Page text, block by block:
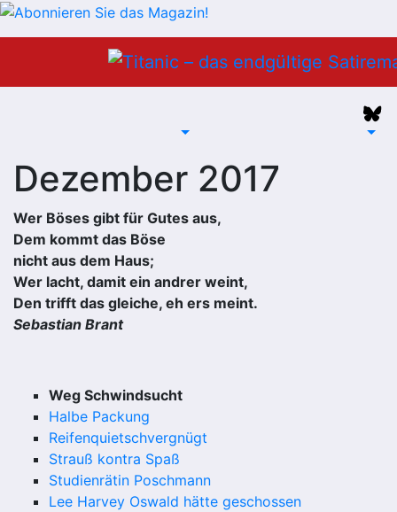
Dezember 2017
Wer Böses gibt für Gutes aus,
Dem kommt das Böse
nicht aus dem Haus;
Wer lacht, damit ein andrer weint,
Den trifft das gleiche, eh ers meint.
Sebastian Brant
Weg Schwindsucht
Halbe Packung
Reifenquietschvergnügt
Strauß kontra Spaß
Studienrätin Poschmann
Lee Harvey Oswald hätte geschossen